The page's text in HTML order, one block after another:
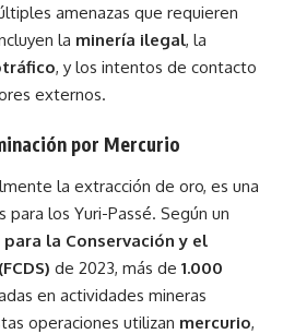
amenazas que requieren
la minería ilegal, la
, y los intentos de contacto
externos.
por Mercurio
la extracción de oro, es una
para los Yuri-Passé. Según un
para la Conservación y el
de 2023, más de 1.000
en actividades mineras
operaciones utilizan mercurio,